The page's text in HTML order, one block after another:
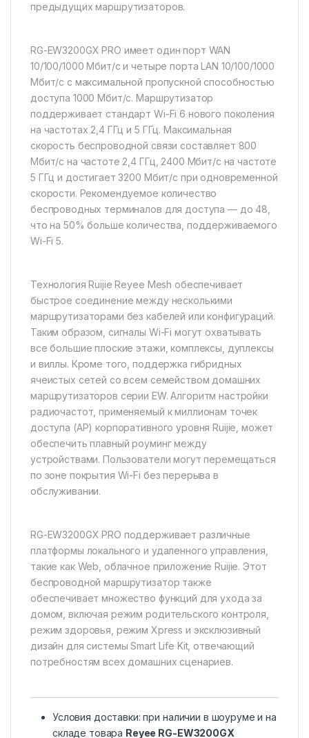
предыдущих маршрутизаторов.
RG-EW3200GX PRO имеет один порт WAN
10/100/1000 Мбит/с и четыре порта LAN 10/100/1000
Мбит/с с максимальной пропускной способностью
доступа 1000 Мбит/с. Маршрутизатор
поддерживает стандарт Wi-Fi 6 нового поколения
на частотах 2,4 ГГц и 5 ГГц. Максимальная
скорость беспроводной связи составляет 800
Мбит/с на частоте 2,4 ГГц, 2400 Мбит/с на частоте
5 ГГц и достигает 3200 Мбит/с при одновременной
скорости. Рекомендуемое количество
беспроводных терминалов для доступа — до 48,
что на 50% больше количества, поддерживаемого
Wi-Fi 5.
Технология Ruijie Reyee Mesh обеспечивает
быстрое соединение между несколькими
маршрутизаторами без кабелей или конфигураций.
Таким образом, сигналы Wi-Fi могут охватывать
все большие плоские этажи, комплексы, дуплексы
и виллы. Кроме того, поддержка гибридных
ячеистых сетей со всем семейством домашних
маршрутизаторов серии EW. Алгоритм настройки
радиочастот, применяемый к миллионам точек
доступа (AP) корпоративного уровня Ruijie, может
обеспечить плавный роуминг между
устройствами. Пользователи могут перемещаться
по зоне покрытия Wi-Fi без перерыва в
обслуживании.
RG-EW3200GX PRO поддерживает различные
платформы локального и удаленного управления,
такие как Web, облачное приложение Ruijie. Этот
беспроводной маршрутизатор также
обеспечивает множество функций для ухода за
домом, включая режим родительского контроля,
режим здоровья, режим Xpress и эксклюзивный
дизайн для системы Smart Life Kit, отвечающий
потребностям всех домашних сценариев.
Условия доставки: при наличии в шоуруме и на
складе товара Reyee RG-EW3200GX